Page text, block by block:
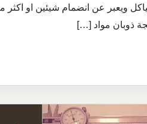
ويعبر عن انضمام شيئين او اكثر
ذوبان مواد […]